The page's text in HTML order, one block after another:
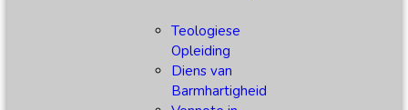
Teologiese
Opleiding
Diens van
Barmhartigheid